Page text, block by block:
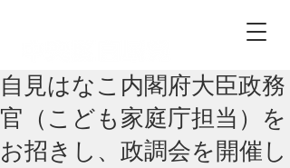
自見はなこ内閣府大臣政務
官（こども家庭庁担当）を
お招きし、政調会を開催し